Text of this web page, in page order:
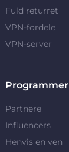
Fuld returret
VPN-fordele
VPN-server
Programmer
Partnere
Influencers
Henvis en ven